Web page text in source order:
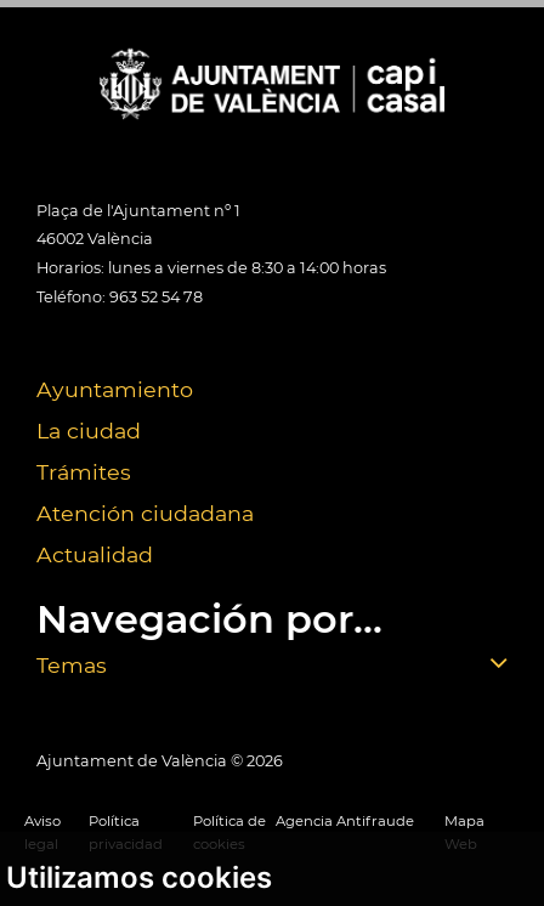
Utilizamos cookies
Plaça de l'Ajuntament nº 1
46002 València
Horarios: lunes a viernes de 8:30 a 14:00 horas
Teléfono: 963 52 54 78
Ayuntamiento
La ciudad
Trámites
Atención ciudadana
Actualidad
Navegación por...
Temas
Ajuntament de València © 2026
Aviso
legal
Política
privacidad
Política de
cookies
Agencia Antifraude
Mapa
Web